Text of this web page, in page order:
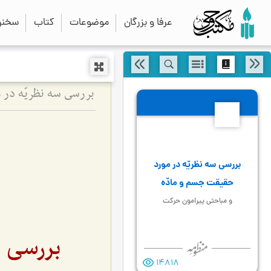
عرفا و بزرگان موضوعات کتاب
بررسی سه نظریّه در مورد
حقیقت جسم و مادّه
و مباحثی پیرامون حرکت
14818
بررسی سه نظریّه